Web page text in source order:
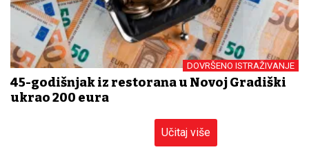
DOVRŠENO ISTRAŽIVANJE
45-godišnjak iz restorana u Novoj Gradiški
ukrao 200 eura
Učitaj više